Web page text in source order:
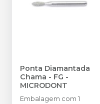
Ponta Diamantada
Chama - FG -
MICRODONT
Embalagem com 1